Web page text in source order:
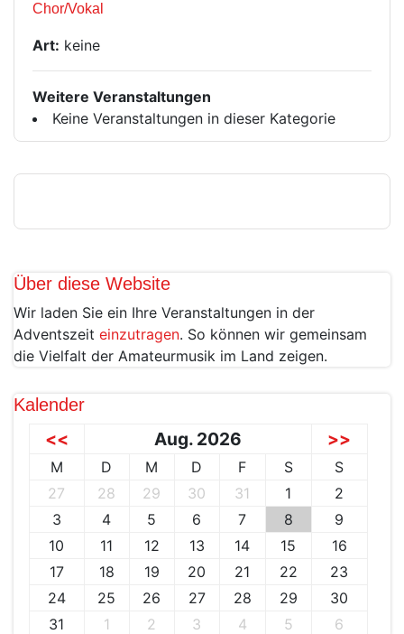
Chor/Vokal
Art: keine
Weitere Veranstaltungen
Keine Veranstaltungen in dieser Kategorie
Über diese Website
Wir laden Sie ein Ihre Veranstaltungen in der
Adventszeit einzutragen. So können wir gemeinsam
die Vielfalt der Amateurmusik im Land zeigen.
Kalender
<< Aug. 2026 >>
M D M D F S
S
27
28 29 30 31 1
2
3
4 5 6 7 8
9
10
11 12 13 14 15
16
17
18 19 20 21 22
23
24
25 26 27 28 29
30
31
1 2 3 4 5 6